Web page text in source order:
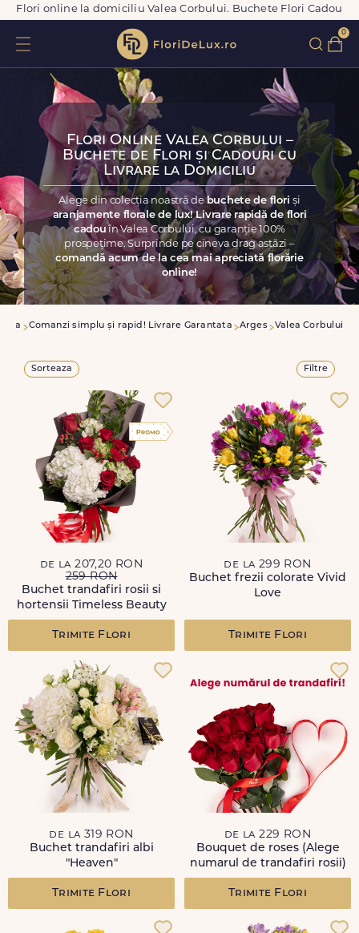
Flori online la domiciliu Valea Corbului. Buchete Flori Cadou
0
Flori Online Valea Corbului –
Buchete de Flori și Cadouri cu
Livrare la Domiciliu
Alege din colecția noastră de buchete de floriși
aranjamente florale de lux! Livrare rapidă de flori
cadou în Valea Corbului, cu garanție 100%
prospețime. Surprinde pe cineva drag astăzi –
comandă acum de la cea mai apreciată florărie
online!
Comanzi simplu și rapid! Livrare Garantata Arges Valea Corbului
Sorteaza Filtre
de la 207,20 RON
259 RON
Buchet trandafiri rosii si
hortensii Timeless Beauty
Trimite Flori
de la 299 RON
Buchet frezii colorate Vivid
Love
Trimite Flori
de la 319 RON
Buchet trandafiri albi
"Heaven"
Trimite Flori
de la 229 RON
Bouquet de roses (Alege
numarul de trandafiri rosii)
Trimite Flori